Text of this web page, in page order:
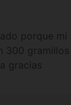
porque
300
gracias